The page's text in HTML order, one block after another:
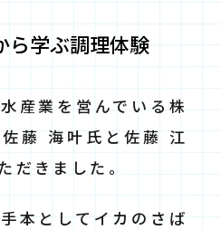
ら学ぶ調理体験
産業を営んでいる株
藤 海叶氏と佐藤 江
だきました。
本としてイカのさば